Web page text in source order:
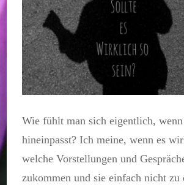
Wie fühlt man sich eigentlich,
hineinpasst? Ich meine, wenn es
welche Vorstellungen und
zukommen und sie einfach nicht zu